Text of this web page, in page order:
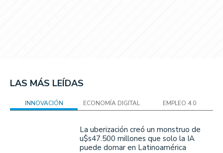
LAS MÁS LEÍDAS
INNOVACIÓN ECONOMÍA DIGITAL EMPLEO 4.0
La uberización creó un monstruo de
u$s47.500 millones que solo la IA
puede domar en Latinoamérica